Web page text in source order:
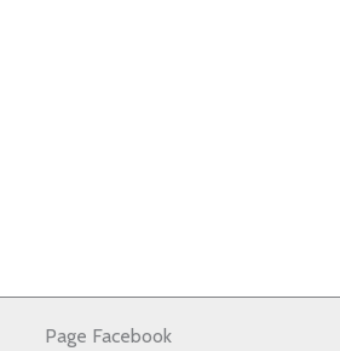
Page Facebook